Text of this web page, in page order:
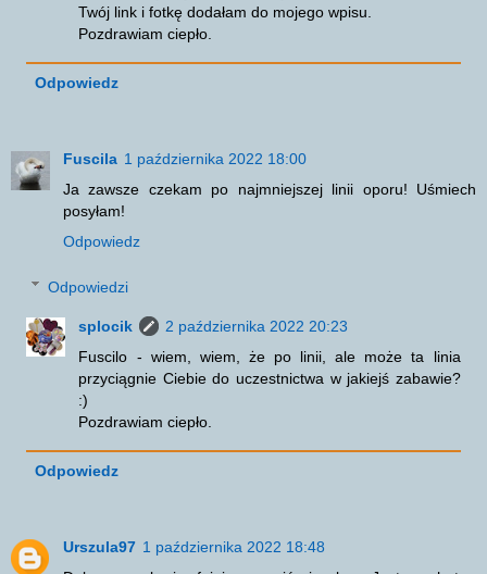
Twój link i fotkę dodałam do mojego wpisu.
Pozdrawiam ciepło.
Odpowiedz
Fuscila 1 października 2022 18:00
Ja zawsze czekam po najmniejszej linii oporu! Uśmiech
posyłam!
Odpowiedz
Odpowiedzi
splocik
2 października 2022 20:23
Fuscilo - wiem, wiem, że po linii, ale może ta linia
przyciągnie Ciebie do uczestnictwa w jakiejś zabawie?
:)
Pozdrawiam ciepło.
Odpowiedz
Urszula97 1 października 2022 18:48